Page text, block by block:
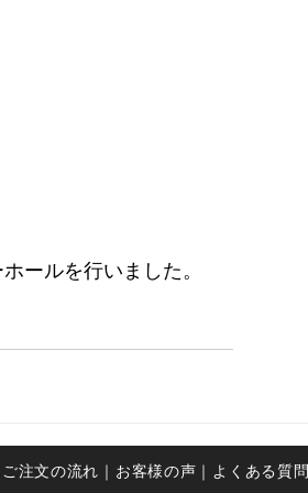
ールを行いました。
ご注文の流れ ｜お客様の声 ｜よくある質問